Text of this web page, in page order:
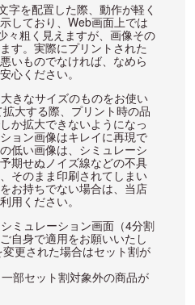
字を配置した際、動作が軽く
しており、Web画面上では
々粗く見えますが、画像その
す。実際にプリントされた
いものでなければ、なめら
心ください。
きなサイズのものをお使い
大する際、プリント時の品
か拡大できないようになっ
ョン画像はキレイに再現で
低い画像は、シミュレーシ
期せぬノイズ線などの不具
そのまま印刷されてしまい
お持ちでない場合は、当店
用ください。
ミュレーション画面（4分割
自身で適用をお願いいたし
更された場合はセット割が
部セット割対象外の商品が